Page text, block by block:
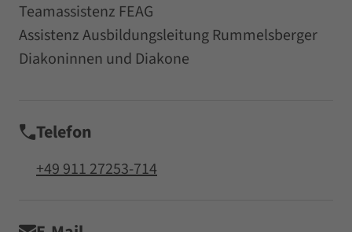
Teamassistenz FEAG
Assistenz Ausbildungsleitung Rummelsberger
Diakoninnen und Diakone
Telefon
+49 911 27253-714